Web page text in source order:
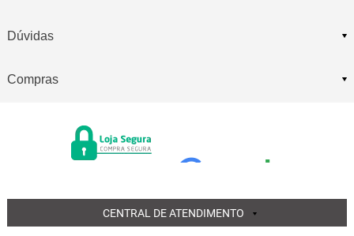
Dúvidas
Compras
CENTRAL DE ATENDIMENTO